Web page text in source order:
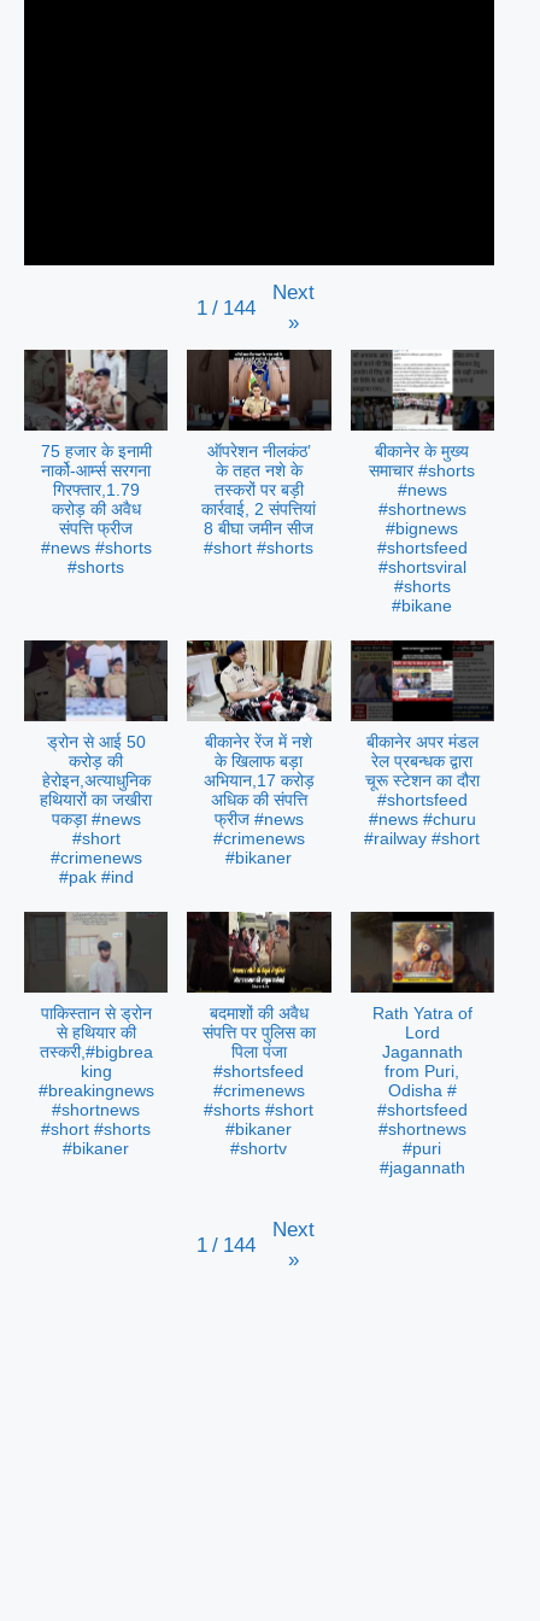
1 / 144
Next
»
75 हजार के इनामी
नार्को-आर्म्स सरगना
गिरफ्तार,1.79
करोड़ की अवैध
संपत्ति फ्रीज
#news #shorts
#shorts
ऑपरेशन नीलकंठ’
के तहत नशे के
तस्करों पर बड़ी
कार्रवाई, 2 संपत्तियां
8 बीघा जमीन सीज
#short #shorts
बीकानेर के मुख्य
समाचार #shorts
#news
#shortnews
#bignews
#shortsfeed
#shortsviral
#shorts
#bikane
ड्रोन से आई 50
करोड़ की
हेरोइन,अत्याधुनिक
हथियारों का जखीरा
पकड़ा #news
#short
#crimenews
#pak #ind
बीकानेर रेंज में नशे
के खिलाफ बड़ा
अभियान,17 करोड़
अधिक की संपत्ति
फ्रीज #news
#crimenews
#bikaner
बीकानेर अपर मंडल
रेल प्रबन्धक द्वारा
चूरू स्टेशन का दौरा
#shortsfeed
#news #churu
#railway #short
पाकिस्तान से ड्रोन
से हथियार की
तस्करी,#bigbrea
king
#breakingnews
#shortnews
#short #shorts
#bikaner
बदमाशों की अवैध
संपत्ति पर पुलिस का
पिला पंजा
#shortsfeed
#crimenews
#shorts #short
#bikaner
#shortv
Rath Yatra of
Lord
Jagannath
from Puri,
Odisha #
#shortsfeed
#shortnews
#puri
#jagannath
1 / 144
Next
»